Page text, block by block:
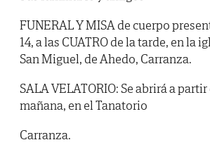
FUNERAL Y MISA de cuerpo
14, a las CUATRO de la tarde, en la
San Miguel, de Ahedo, Carranza.
SALA VELATORIO: Se abrirá a
mañana, en el Tanatorio
Carranza.